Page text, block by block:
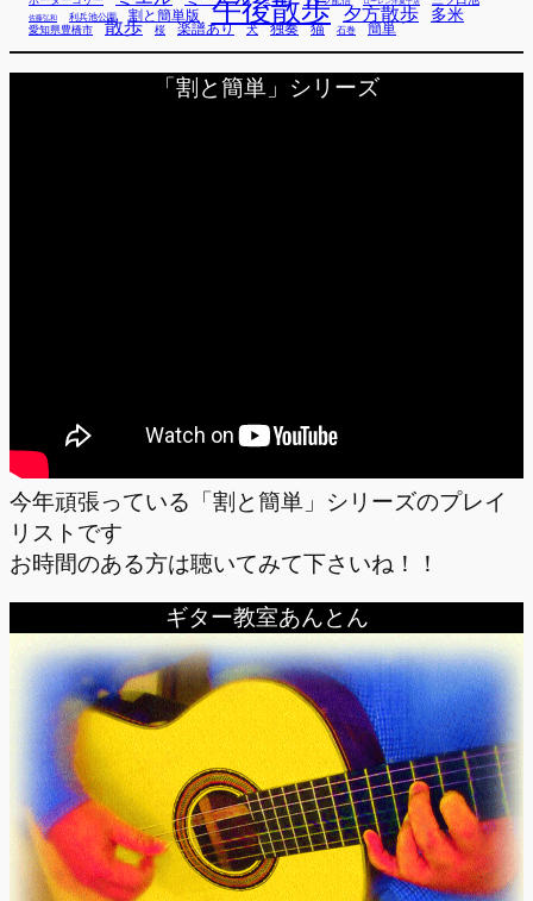
佐藤弘和 利兵池公園 割と簡単版 午後散歩 夕方散歩 多米
愛知県豊橋市 散歩 桜 楽譜あり 犬 独奏 猫 石巻 簡単
「割と簡単」シリーズ
今年頑張っている「割と簡単」シリーズのプレイ
リストです
お時間のある方は聴いてみて下さいね！！
ギター教室あんとん